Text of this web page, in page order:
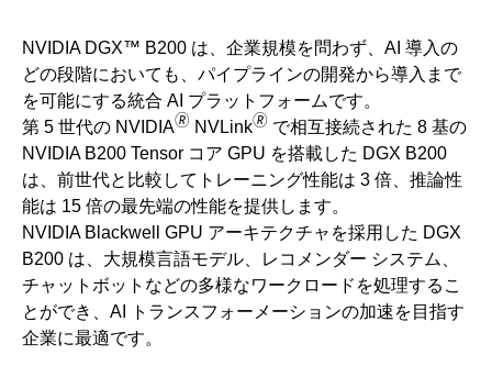
NVIDIA DGX™ B200 は、企業規模を問わず、AI 導入の
どの段階においても、パイプラインの開発から導入まで
を可能にする統合 AI プラットフォームです。
第 5 世代の NVIDIA🄬 NVLink🄬 で相互接続された 8 基の
NVIDIA B200 Tensor コア GPU を搭載した DGX B200
は、前世代と比較してトレーニング性能は 3 倍、推論性
能は 15 倍の最先端の性能を提供します。
NVIDIA Blackwell GPU アーキテクチャを採用した DGX
B200 は、大規模言語モデル、レコメンダー システム、
チャットボットなどの多様なワークロードを処理するこ
とができ、AI トランスフォーメーションの加速を目指す
企業に最適です。